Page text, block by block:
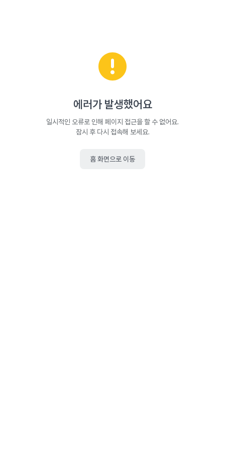
에러가 발생했어요
일시적인 오류로 인해 페이지 접근을 할 수 없어요.
잠시 후 다시 접속해 보세요.
홈 화면으로 이동